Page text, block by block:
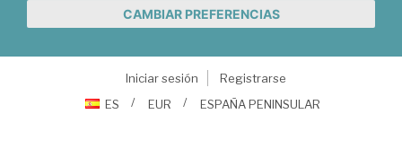
CAMBIAR PREFERENCIAS
Iniciar sesión
Registrarse
ES
EUR ESPAÑA PENINSULAR